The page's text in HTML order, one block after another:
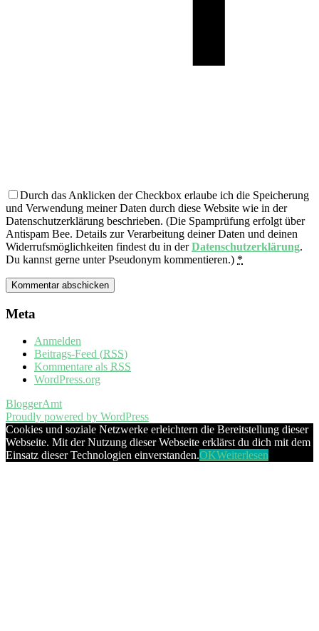
Durch das Anklicken der Checkbox erlaube ich die Speicherung
und Verwendung meiner Daten durch diese Website wie in der
Datenschutzerklärung beschrieben. (Die Spamprüfung erfolgt über
Antispam Bee. Details zur Verarbeitung deiner Daten und deinen
Widerrufsmöglichkeiten findest du in derDatenschutzerklärung.
Du kannst gerne unter Pseudonym kommentieren.) *
Meta
Anmelden
Beitrags-Feed (RSS)
Kommentare als RSS
WordPress.org
BloggerAmt
Proudly powered by WordPress
Cookies und soziale Netzwerke erleichtern die Bereitstellung dieser
Webseite. Mit der Nutzung dieser Webseite erklärst du dich mit dem
Einsatz dieser Technologien einverstanden.OKWeiterlesen